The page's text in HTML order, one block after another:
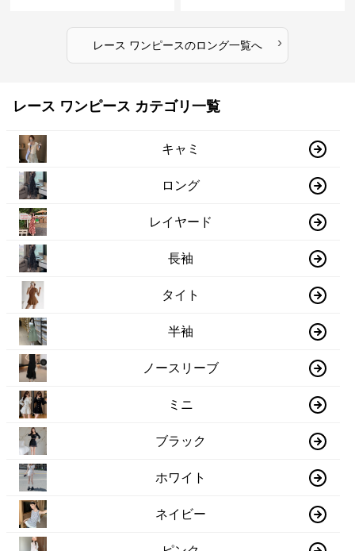
レース ワンピースのロング一覧へ ›
レース ワンピース カテゴリ一覧
キャミ
ロング
レイヤード
長袖
タイト
半袖
ノースリーブ
ミニ
ブラック
ホワイト
ネイビー